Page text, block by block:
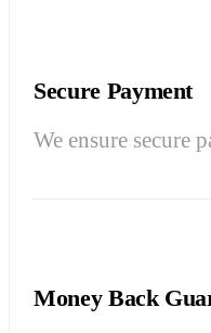
Secure Payment
We ensure secure
Money Back